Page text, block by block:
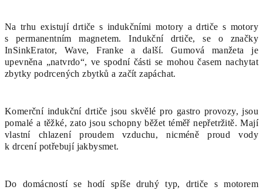
Na trhu existují drtiče s indukčními motory a drtiče s motory
s permanentním magnetem. Indukční drtiče, se o značky
InSinkErator, Wave, Franke a další. Gumová manžeta je
upevněna „natvrdo“, ve spodní části se mohou časem nachytat
zbytky podrcených zbytků a začít zapáchat.
Komerční indukční drtiče jsou skvělé pro gastro provozy, jsou
pomalé a těžké, zato jsou schopny běžet téměř nepřetržitě. Mají
vlastní chlazení proudem vzduchu, nicméně proud vody
k drcení potřebují jakbysmet.
Do domácností se hodí spíše druhý typ, drtiče s motorem